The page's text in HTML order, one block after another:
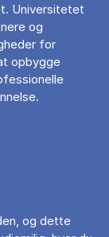
Universitetet
og
for
opbygge
og dette